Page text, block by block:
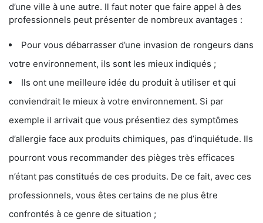
d’une ville à une autre. Il faut noter que faire appel à des
professionnels peut présenter de nombreux avantages :
Pour vous débarrasser d’une invasion de rongeurs dans
votre environnement, ils sont les mieux indiqués ;
Ils ont une meilleure idée du produit à utiliser et qui
conviendrait le mieux à votre environnement. Si par
exemple il arrivait que vous présentiez des symptômes
d’allergie face aux produits chimiques, pas d’inquiétude. Ils
pourront vous recommander des pièges très efficaces
n’étant pas constitués de ces produits. De ce fait, avec ces
professionnels, vous êtes certains de ne plus être
confrontés à ce genre de situation ;